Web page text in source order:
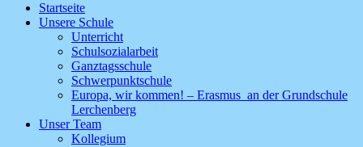
Startseite
Unsere Schule
Unterricht
Schulsozialarbeit
Ganztagsschule
Schwerpunktschule
Europa, wir kommen! – Erasmus an der Grundschule
Lerchenberg
Unser Team
Kollegium